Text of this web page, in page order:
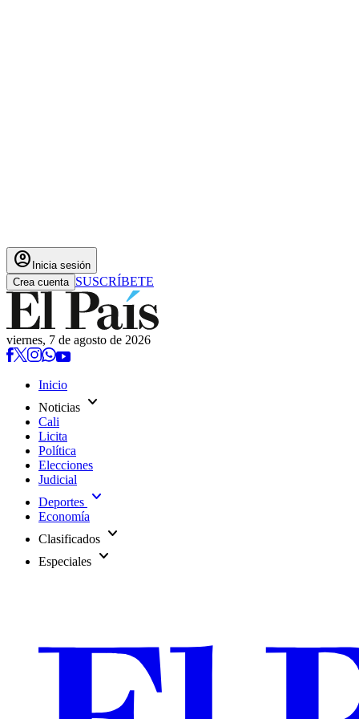
account_circle Inicia sesión
Crea cuenta SUSCRÍBETE
viernes, 7 de agosto de 2026
Inicio
Noticias expand_more
Cali
Licita
Política
Elecciones
Judicial
Deportes expand_more
Economía
Clasificados expand_more
Especiales expand_more